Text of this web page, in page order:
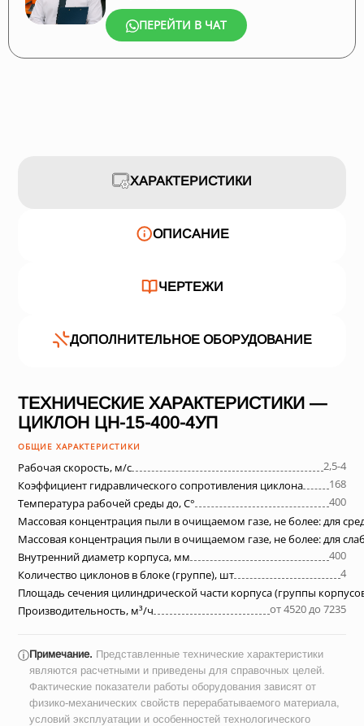
ПЕРЕЙТИ В ЧАТ
ХАРАКТЕРИСТИКИ
ОПИСАНИЕ
ЧЕРТЕЖИ
ДОПОЛНИТЕЛЬНОЕ ОБОРУДОВАНИЕ
ТЕХНИЧЕСКИЕ ХАРАКТЕРИСТИКИ —
ЦИКЛОН ЦН-15-400-4УП
ОБЩИЕ ХАРАКТЕРИСТИКИ
Рабочая скорость, м/с
2,5-4
Коэффициент гидравлического сопротивления циклона
168
Температура рабочей среды до, С°
400
Массовая концентрация пыли в очищаемом газе, не более: для
Массовая концентрация пыли в очищаемом газе, не более: для
Внутренний диаметр корпуса, мм
400
Количество циклонов в блоке (группе), шт
4
Площадь сечения цилиндрической части корпуса (группы
Производительность, м³/ч
от 4520 до 7235
ⓘПримечание. Представленные технические характеристики
являются расчетными и приведены для справочных целей.
Фактические показатели работы оборудования зависят от
физико-механических свойств перерабатываемого материала,
условий эксплуатации и особенностей технологического